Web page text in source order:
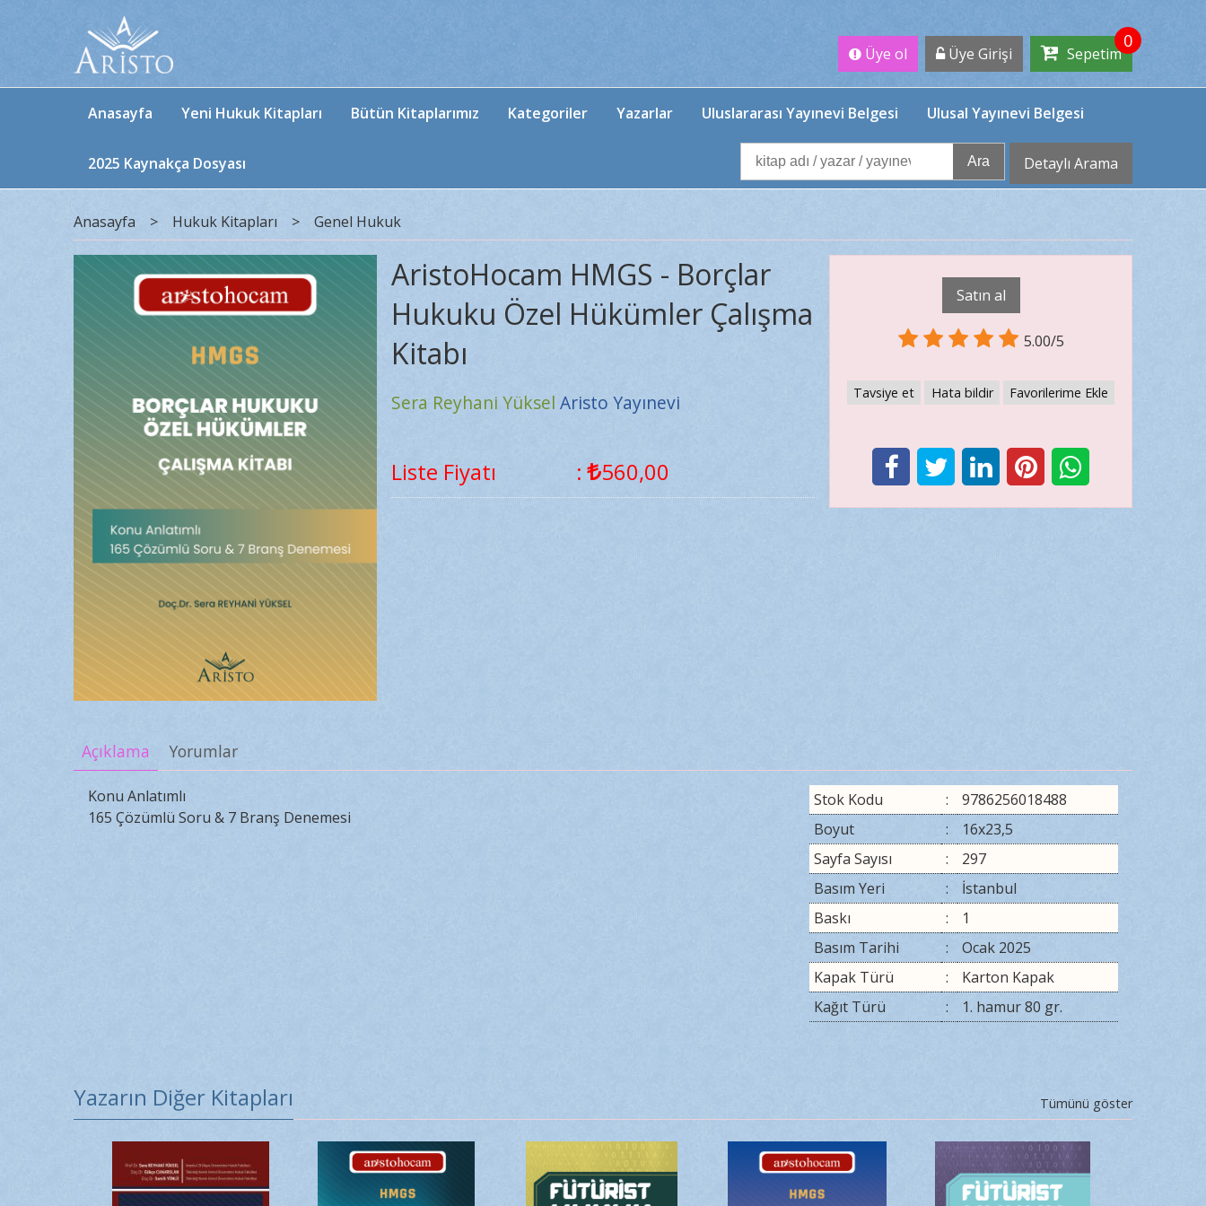
Üye ol Üye Girişi Sepetim
0
Anasayfa Yeni Hukuk Kitapları Bütün Kitaplarımız Kategoriler Yazarlar Uluslararası Yayınevi Belgesi Ulusal Yayınevi Belgesi
2025 Kaynakça Dosyası Detaylı Arama
Ara
Anasayfa > Hukuk Kitapları > Genel Hukuk
AristoHocam HMGS - Borçlar
Hukuku Özel Hükümler Çalışma
Kitabı
Sera Reyhani Yüksel Aristo Yayınevi
Liste Fiyatı : 560,00
Satın al
5.00/5
Tavsiye et Hata bildir Favorilerime Ekle
Açıklama Yorumlar
Konu Anlatımlı
165 Çözümlü Soru & 7 Branş Denemesi
Stok Kodu :
9786256018488
Boyut
:
16x23,5
Sayfa Sayısı
:
297
Basım Yeri
:
İstanbul
Baskı
:
1
Basım Tarihi
:
Ocak 2025
Kapak Türü
:
Karton Kapak
Kağıt Türü
: 1. hamur 80 gr.
Yazarın Diğer Kitapları Tümünü göster